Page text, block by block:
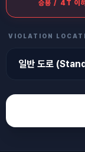
승용 / 4T 이
VIOLATION